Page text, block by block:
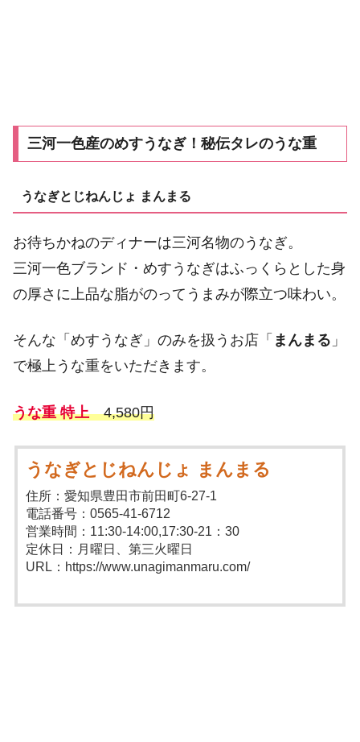
三河一色産のめすうなぎ！秘伝タレのうな重
うなぎとじねんじょ まんまる
お待ちかねのディナーは三河名物のうなぎ。
三河一色ブランド・めすうなぎはふっくらとした身
の厚さに上品な脂がのってうまみが際立つ味わい。
そんな「めすうなぎ」のみを扱うお店「 まんまる 」
で極上うな重をいただきます。
うな重 特上4,580円
うなぎとじねんじょ まんまる
住所：愛知県豊田市前田町6-27-1
電話番号：0565-41-6712
営業時間：11:30-14:00,17:30-21：30
定休日：月曜日、第三火曜日
URL：https://www.unagimanmaru.com/